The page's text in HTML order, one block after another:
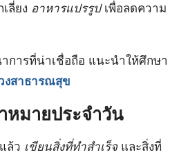
ลี่ยง อาหารแปรรูปเพื่อลดความ
การที่น่าเชื่อถือ แนะนำให้ศึกษา
งสาธารณสุข
หมายประจำวัน
ล้ว เขียนสิ่งที่ทำสำเร็จและสิ่งที่